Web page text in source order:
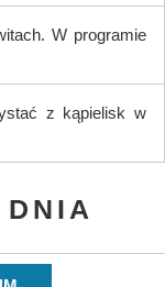
W programie
z kąpielisk w